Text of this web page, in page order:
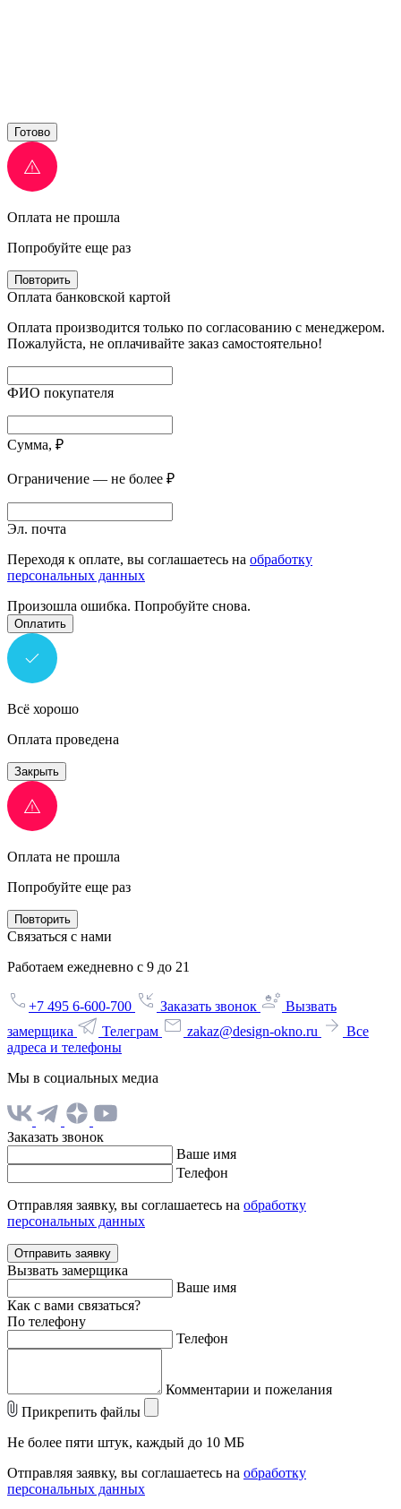
Готово
Оплата не прошла
Попробуйте еще раз
Повторить
Оплата банковской картой
Оплата производится только по согласованию с менеджером.
Пожалуйста, не оплачивайте заказ самостоятельно!
ФИО покупателя
Сумма, ₽
Ограничение — не более ₽
Эл. почта
Переходя к оплате, вы соглашаетесь на обработку
персональных данных
Произошла ошибка. Попробуйте снова.
Оплатить
Всё хорошо
Оплата проведена
Закрыть
Оплата не прошла
Попробуйте еще раз
Повторить
Связаться с нами
Работаем ежедневно с 9 до 21
+7 495 6-600-700 Заказать звонок
Вызвать
замерщика
Телеграм zakaz@design-okno.ru
Все
адреса и телефоны
Мы в социальных медиа
Заказать звонок
Ваше имя
Телефон
Отправляя заявку, вы соглашаетесь на обработку
персональных данных
Отправить заявку
Вызвать замерщика
Ваше имя
Как с вами связаться?
По телефону
Телефон
Комментарии и пожелания
Прикрепить файлы
Не более пяти штук, каждый до 10 МБ
Отправляя заявку, вы соглашаетесь на обработку
персональных данных